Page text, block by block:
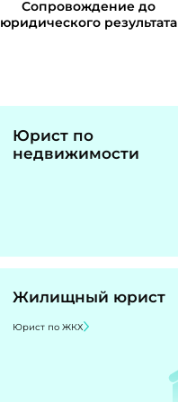
Сопровождение до
юридического результата
Юрист по
недвижимости
Жилищный юрист
Юрист по ЖКХ